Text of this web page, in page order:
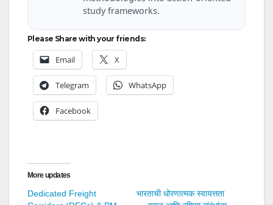
study frameworks.
Please Share with your friends:
Email X
Telegram WhatsApp
Facebook
More updates
Dedicated Freight
भारताची धोरणात्मक स्वायत्तता